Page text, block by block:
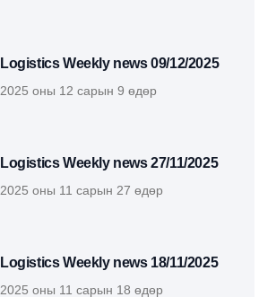
Logistics Weekly news 09/12/2025
2025 оны 12 сарын 9 өдөр
Logistics Weekly news 27/11/2025
2025 оны 11 сарын 27 өдөр
Logistics Weekly news 18/11/2025
2025 оны 11 сарын 18 өдөр